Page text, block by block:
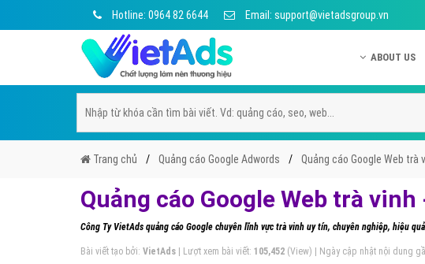
Hotline: 0964 82 6644 Email: support@vietadsgroup.vn
ABOUT US
Chính sách
Trang chủ Quảng cáo Google Adwords Quảng cáo Google Web trà
Quảng cáo Google Web trà
Công Ty VietAds quảng cáo Google chuyên lĩnh vực trà vinh uy tín, chuyên nghiệp, hiệu
Bài viết tạo bởi: VietAds | Lượt xem bài viết: 105,452 (View) | Ngày cập nhật nội dung